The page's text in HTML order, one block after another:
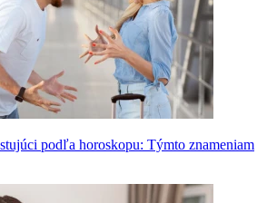
podľa horoskopu: Týmto znameniam